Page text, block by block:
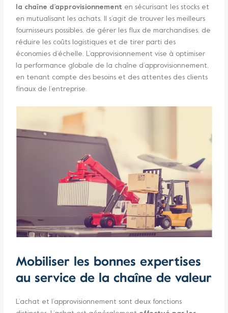
la chaîne d’approvisionnement en sécurisant les stocks et
en mutualisant les achats. Il s’agit de trouver les meilleurs
fournisseurs possibles, de gérer les flux de marchandises, de
réduire les coûts logistiques et de tirer parti des
économies d’échelle. L’approvisionnement vise à optimiser
la performance globale de la chaîne d’approvisionnement,
en tenant compte des besoins et des attentes des clients
finaux de l’entreprise.
Mobiliser les bonnes expertises
au service de la chaîne de valeur
L’achat et l’approvisionnement sont deux fonctions